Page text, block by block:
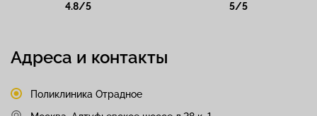
4.8/5 5/5
Адреса и контакты
Поликлиника Отрадное